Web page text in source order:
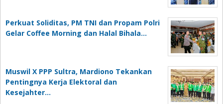
Perkuat Soliditas, PM TNI dan Propam Polri
Gelar Coffee Morning dan Halal Bihala…
Muswil X PPP Sultra, Mardiono Tekankan
Pentingnya Kerja Elektoral dan
Kesejahter…